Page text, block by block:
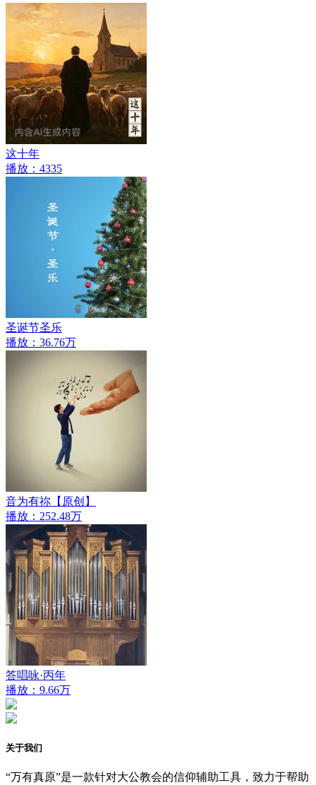
这十年
播放：4335
圣诞节圣乐
播放：36.76万
音为有祢【原创】
播放：252.48万
答唱咏·丙年
播放：9.66万
关于我们
“万有真原”是一款针对大公教会的信仰辅助工具，致力于帮助